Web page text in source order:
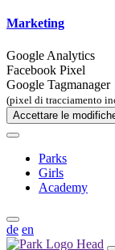
Marketing
Google Analytics
Facebook Pixel
Google Tagmanager
(pixel di tracciamento
Accettare le
Parks
Girls
Academy
de en